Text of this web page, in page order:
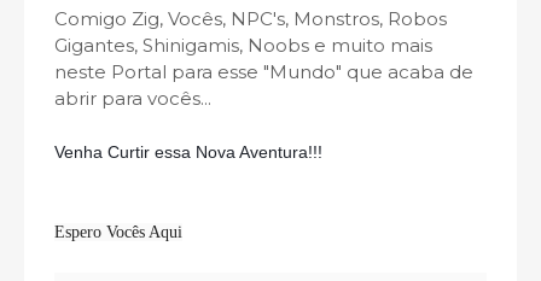
Comigo Zig, Vocês, NPC's, Monstros, Robos
Gigantes, Shinigamis, Noobs e muito mais
neste Portal para esse "Mundo" que acaba de
abrir para vocês...
Venha Curtir essa Nova Aventura!!!
Espero Vocês Aqui